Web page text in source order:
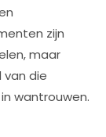
zijn
maar
die
wantrouwen.